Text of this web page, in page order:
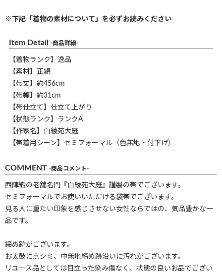
※下記「着物の素材について」を必ずお読みください
Item Detail -商品詳細-
【着物ランク】逸品
【素材】正絹
【帯丈】約456cm
【帯幅】約31cm
【帯仕立て】仕立て上がり
【状態ランク】ランクA
【作家名】白綾苑大庭
【帯着用シーン】セミフォーマル（色無地・付下げ）
COMMENT -商品コメント-
西陣織の老舗名門『白綾苑大庭』謹製の帯でございます。
セミフォーマルでお使いいただける袋帯でございます。
見る人に重たい印象を感じさせない女性ならではの、気品豊かな一
品です。
締め跡がございます。
お太鼓に点シミ、中無地締め跡沿いに汚れがございます。
リユース品としては目立った染み傷なく、状態の良いお品でござい